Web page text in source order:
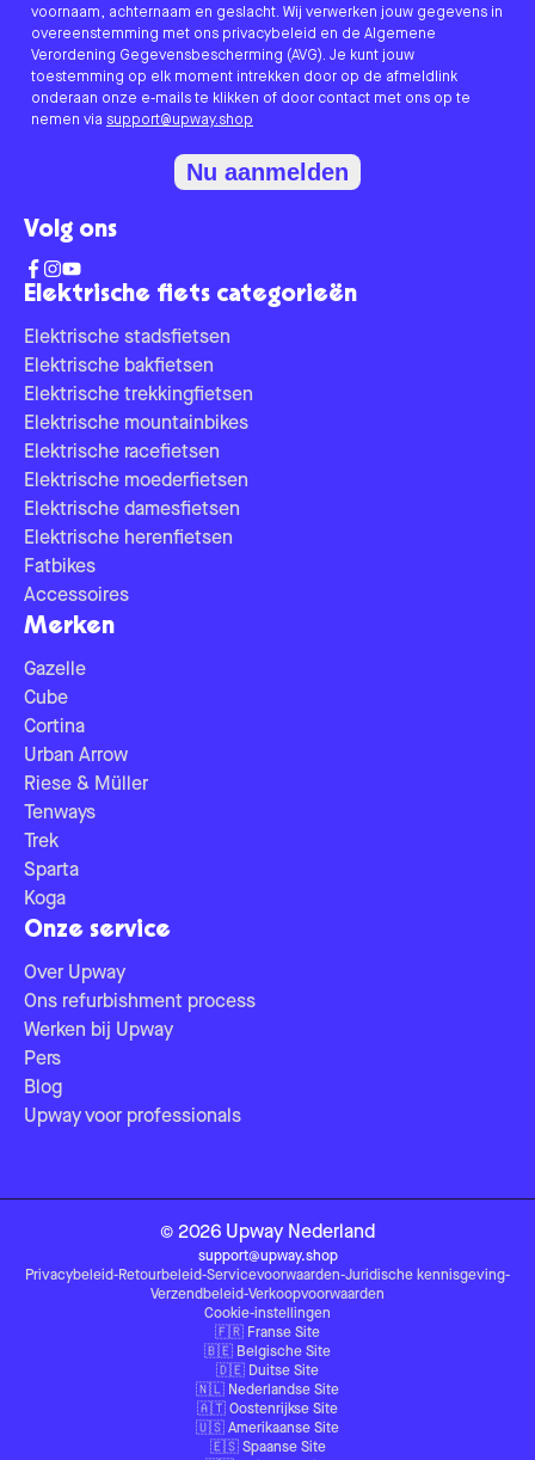
Elektrische fiets categorieën
Elektrische stadsfietsen
Elektrische bakfietsen
Elektrische trekkingfietsen
Elektrische mountainbikes
Elektrische racefietsen
Elektrische moederfietsen
Elektrische damesfietsen
Elektrische herenfietsen
Fatbikes
Accessoires
Merken
Gazelle
Cube
Cortina
Urban Arrow
Riese & Müller
Tenways
Trek
Sparta
Koga
Onze service
Over Upway
Ons refurbishment process
Werken bij Upway
Pers
Blog
Upway voor professionals
voornaam, achternaam en geslacht. Wij verwerken jouw gegevens in
overeenstemming met ons privacybeleid en de Algemene
Verordening Gegevensbescherming (AVG). Je kunt jouw
toestemming op elk moment intrekken door op de afmeldlink
onderaan onze e-mails te klikken of door contact met ons op te
nemen via support@upway.shop
Nu aanmelden
Volg ons
© 2026 Upway Nederland
support@upway.shop
Privacybeleid-Retourbeleid-Servicevoorwaarden-Juridische kennisgeving-
Verzendbeleid-Verkoopvoorwaarden
Cookie-instellingen
🇫🇷 Franse Site
🇧🇪 Belgische Site
🇩🇪 Duitse Site
🇳🇱 Nederlandse Site
🇦🇹 Oostenrijkse Site
🇺🇸 Amerikaanse Site
🇪🇸 Spaanse Site